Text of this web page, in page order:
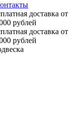
доставка от
рублей
доставка от
рублей